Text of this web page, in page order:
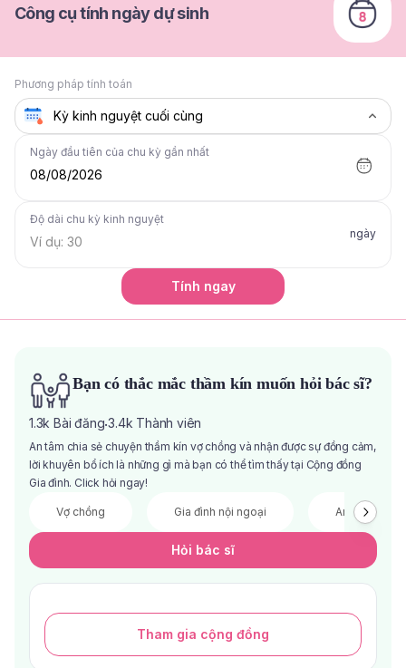
Công cụ tính ngày dự sinh
Phương pháp tính toán
Ngày đầu tiên của chu kỳ gần nhất
08/08/2026
Độ dài chu kỳ kinh nguyệt
ngày
Tính ngay
Bạn có thắc mắc thầm kín muốn hỏi bác sĩ?
1.3k Bài đăng·3.4k Thành viên
An tâm chia sẻ chuyện thầm kín vợ chồng và nhận được sự đồng cảm,
lời khuyên bổ ích là những gì mà bạn có thể tìm thấy tại Cộng đồng
Gia đình. Click hỏi ngay!
Vợ chồng Gia đình nội ngoại Anh chị em
Hỏi bác sĩ
Tham gia cộng đồng